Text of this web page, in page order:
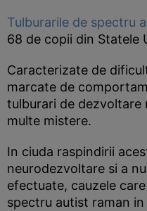
Tulburarile de spectru
68 de copii din Statele
Caracterizate de
marcate de
tulburari de dezvoltare
multe mistere.
In ciuda raspindirii
neurodezvoltare si a
efectuate, cauzele
spectru autist raman